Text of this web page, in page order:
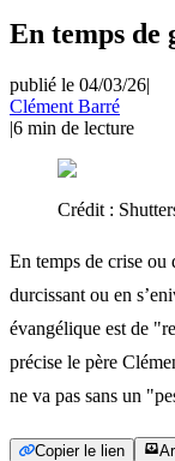
En temps de
publié le 04/03/26|
Clément Barré
|6 min de lecture
Crédit :
En temps de crise ou
durcissant ou en
évangélique est de
précise le père
ne va pas sans un
Copier le lien